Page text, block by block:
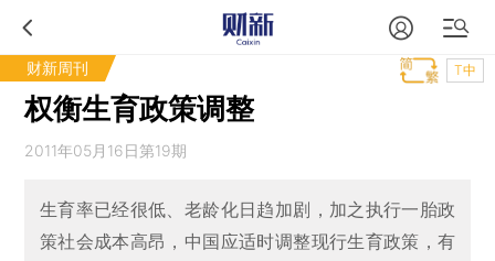
财新周刊 T中
权衡生育政策调整
2011年05月16日第19期
生育率已经很低、老龄化日趋加剧，加之执行一胎政
策社会成本高昂，中国应适时调整现行生育政策，有